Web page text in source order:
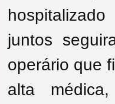
juntos
operário que
alta